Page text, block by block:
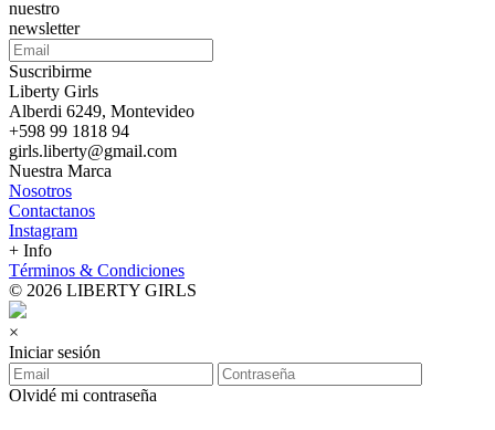
nuestro
newsletter
Suscribirme
Liberty Girls
Alberdi 6249, Montevideo
+598 99 1818 94
girls.liberty@gmail.com
Nuestra Marca
Nosotros
Contactanos
Instagram
+ Info
Términos & Condiciones
© 2026 LIBERTY GIRLS
×
Iniciar sesión
Olvidé mi contraseña